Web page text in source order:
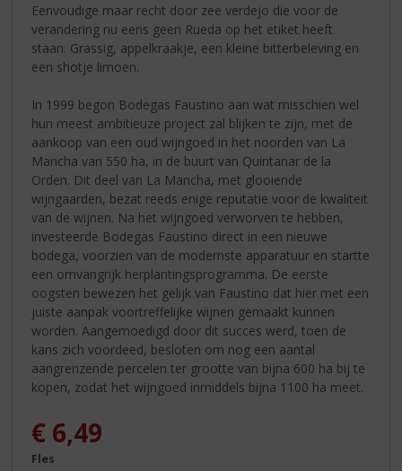
Eenvoudige maar recht door zee verdejo die voor de
verandering nu eens geen Rueda op het etiket heeft
staan. Grassig, appelkraakje, een kleine bitterbeleving en
een shotje limoen.
In 1999 begon Bodegas Faustino aan wat misschien wel
hun meest ambitieuze project zal blijken te zijn, met de
aankoop van een oud wijngoed in het noorden van La
Mancha van 550 ha, in de buurt van Quintanar de la
Orden. Dit deel van La Mancha, met glooiende
wijngaarden, bezat reeds enige reputatie voor de kwaliteit
van de wijnen. Na het wijngoed verworven te hebben,
investeerde Bodegas Faustino direct in een nieuwe
bodega, voorzien van de modernste apparatuur en startte
een omvangrijk herplantingsprogramma. De eerste
oogsten bewezen het gelijk van Faustino dat hier met een
juiste aanpak voortreffelijke wijnen gemaakt kunnen
worden. Aangemoedigd door dit succes werd, toen de
kans zich voordeed, besloten om nog een aantal
aangrenzende percelen ter grootte van bijna 600 ha bij te
kopen, zodat het wijngoed inmiddels bijna 1100 ha meet.
€ 6,49
Fles